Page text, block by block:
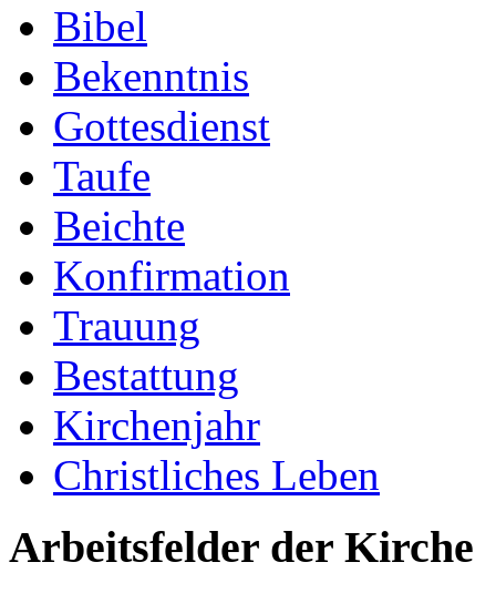
Bibel
Bekenntnis
Gottesdienst
Taufe
Beichte
Konfirmation
Trauung
Bestattung
Kirchenjahr
Christliches Leben
Arbeitsfelder der Kirche